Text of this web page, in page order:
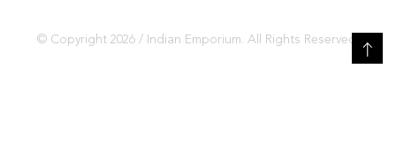
© Copyright 2026 / Indian Emporium. All Rights Reserved.